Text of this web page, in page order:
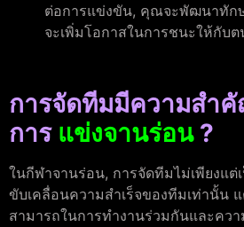
ต่อการแข่งขัน, คุณจะพัฒนาทัก
จะเพิ่มโอกาสในการชนะให้กับ
การจัดทีมมีความสำคั
การ แข่งจานร่อน ?
ในกีฬาจานร่อน, การจัดทีมไม่เพียงแ
ขับเคลื่อนความสำเร็จของทีมเท่านั้น
สามารถในการทำงานร่วมกันและคว